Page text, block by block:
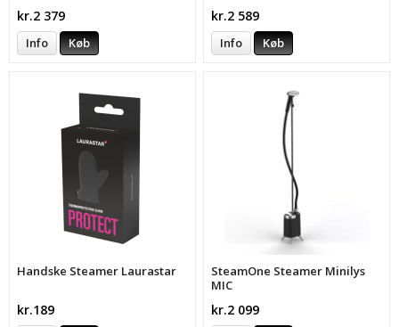
kr.2 379
Info Køb
kr.2 589
Info Køb
Handske Steamer Laurastar
kr.189
SteamOne Steamer Minilys
MIC
kr.2 099